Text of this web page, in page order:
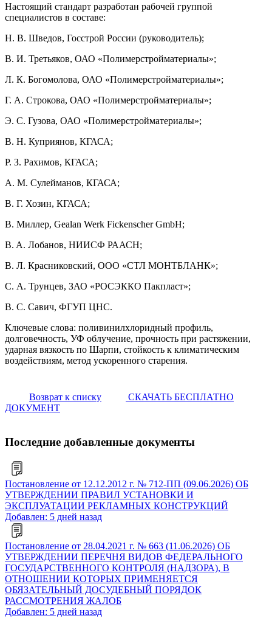
Настоящий стандарт разработан рабочей группой
специалистов в составе:
Н. В. Шведов, Госстрой России (руководитель);
В. И. Третьяков, ОАО «Полимерстройматериалы»;
Л. К. Богомолова, ОАО «Полимерстройматериалы»;
Г. А. Строкова, ОАО «Полимерстройматериалы»;
Э. С. Гузова, ОАО «Полимерстройматериалы»;
В. Н. Куприянов, КГАСА;
Р. З. Рахимов, КГАСА;
A. M. Сулейманов, КГАСА;
В. Г. Хозин, КГАСА;
В. Миллер, Gealan Werk Fickenscher GmbH;
B. A. Лобанов, НИИСФ РААСН;
В. Л. Красниковский, ООО «СТЛ МОНТБЛАНК»;
С. А. Трунцев, ЗАО «РОСЭККО Пакпласт»;
B. C. Савич, ФГУП ЦНС.
Ключевые слова: поливинилхлоридный профиль,
долговечность, УФ облучение, прочность при растяжении,
ударная вязкость по Шарпи, стойкость к климатическим
воздействиям, метод ускоренного старения.
Возврат к списку
СКАЧАТЬ БЕСПЛАТНО
ДОКУМЕНТ
Последние добавленные документы
Постановление от 12.12.2012 г. № 712-ПП (09.06.2026) ОБ
УТВЕРЖДЕНИИ ПРАВИЛ УСТАНОВКИ И
ЭКСПЛУАТАЦИИ РЕКЛАМНЫХ КОНСТРУКЦИЙ
Добавлен: 5 дней назад
Постановление от 28.04.2021 г. № 663 (11.06.2026) ОБ
УТВЕРЖДЕНИИ ПЕРЕЧНЯ ВИДОВ ФЕДЕРАЛЬНОГО
ГОСУДАРСТВЕННОГО КОНТРОЛЯ (НАДЗОРА), В
ОТНОШЕНИИ КОТОРЫХ ПРИМЕНЯЕТСЯ
ОБЯЗАТЕЛЬНЫЙ ДОСУДЕБНЫЙ ПОРЯДОК
РАССМОТРЕНИЯ ЖАЛОБ
Добавлен: 5 дней назад